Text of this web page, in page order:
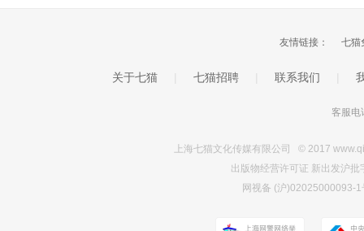
友情链接： 七猫
关于七猫 七猫招聘 联系我们
客服电
上海七猫文化传媒有限公司 © 2017
出版物经营许可证 新出发沪
网视备 (沪)02025000093-